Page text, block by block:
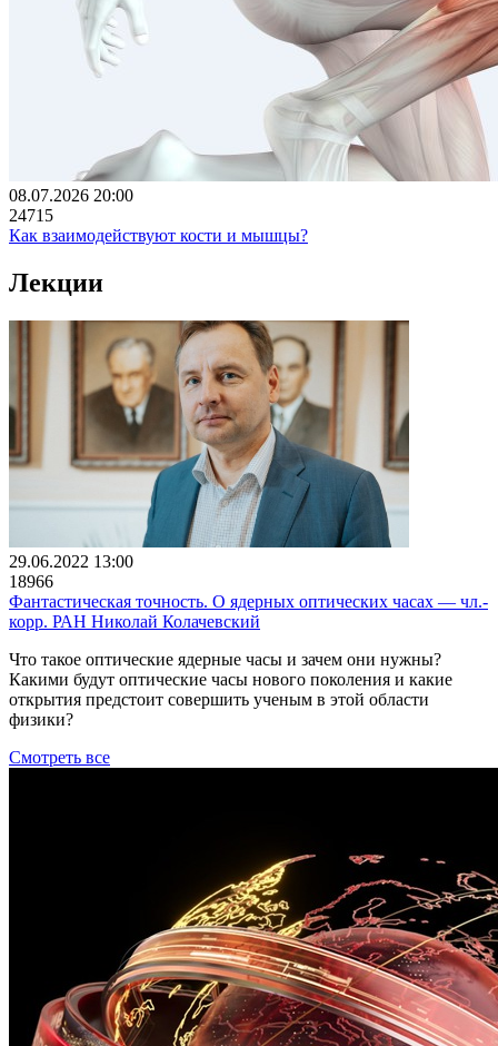
08.07.2026 20:00
24715
Как взаимодействуют кости и мышцы?
Лекции
29.06.2022 13:00
18966
Фантастическая точность. О ядерных оптических часах ― чл.-
корр. РАН Николай Колачевский
Что такое оптические ядерные часы и зачем они нужны?
Какими будут оптические часы нового поколения и какие
открытия предстоит совершить ученым в этой области
физики?
Смотреть все